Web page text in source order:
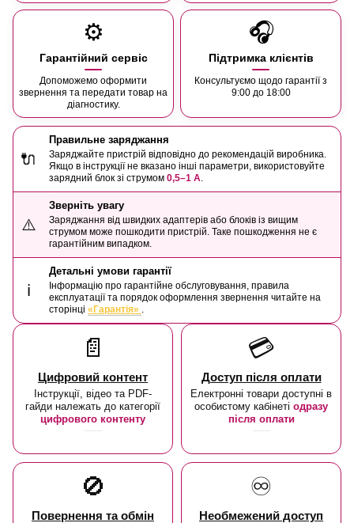
⚙️
Гарантійний сервіс
Допоможемо оформити
звернення та передати товар на
діагностику.
🎧
Підтримка клієнтів
Консультуємо щодо гарантії з
9:00 до 18:00
🔌
Правильне заряджання
Заряджайте пристрій відповідно до рекомендацій виробника.
Якщо в інструкції не вказано інші параметри, використовуйте
зарядний блок зі струмом 0,5–1 А.
⚠️
Зверніть увагу
Заряджання від швидких адаптерів або блоків із вищим
струмом може пошкодити пристрій. Таке пошкодження не є
гарантійним випадком.
ℹ️
Детальні умови гарантії
Інформацію про гарантійне обслуговування, правила
експлуатації та порядок оформлення звернення читайте на
сторінці «Гарантія» .
📄
Цифровий контент
Інструкції, відео та PDF-
гайди належать до категорії
цифрового контенту
💳
Доступ після оплати
Електронні товари доступні в
особистому кабінеті одразу
після оплати
🚫
Повернення та обмін
♾️
Необмежений доступ